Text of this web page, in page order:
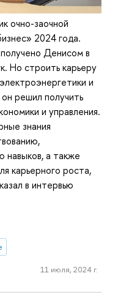
очно-заочной
2024 года.
Денисом в
Но строить карьеру
и
решил получить
и управления.
знания
навыков, а также
карьерного роста,
в интервью
11 июля, 2024 г.